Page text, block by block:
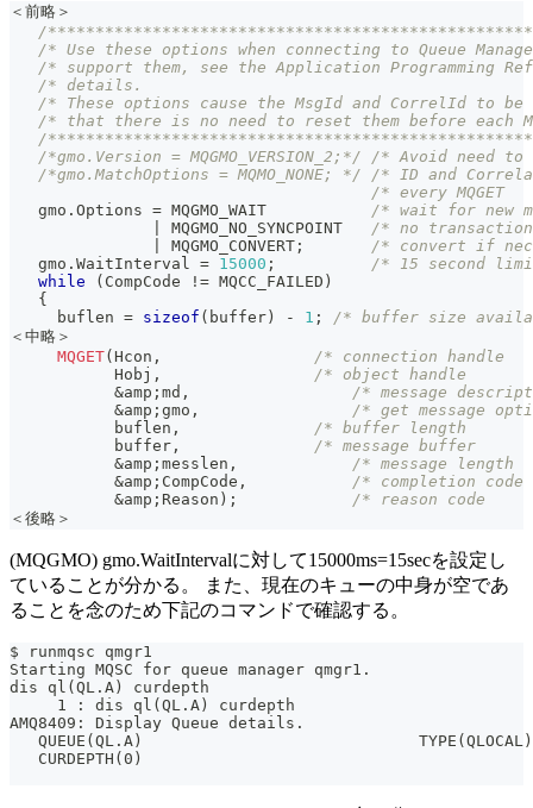
＜前略＞
/
/* Use these options when connecting to Queue
/* support them, see the Application Programming
/* details.
/* These options cause the MsgId and CorrelId to
/* that there is no need to reset them before each
/
/*gmo.Version = MQGMO_VERSION_2;*/
/* Avoid need to
/*gmo.MatchOptions = MQMO_NONE; */
/* ID and
/* every
   gmo
. Options = MQGMO_WAIT
/* wait for new
MQGMO_NO_SYNCPOINT
/* no
MQGMO_CONVERT ;
/* convert if
   gmo
. WaitInterval = 15000 ;
/* 15 second
while
( CompCode != MQCC_FAILED )
{
     buflen
= sizeof ( buffer ) - 1 ;
/* buffer size
＜中略＞
MQGET( Hcon ,
/* connection
           Hobj
,
/* object handle
&amp ; md ,
/* message
&amp ; gmo ,
/* get message
           buflen
,
/* buffer length
           buffer
,
/* message buffer
&amp ; messlen ,
/* message
&amp ; CompCode ,
/* completion
&amp ; Reason ) ;
/* reason
＜後略＞
(MQGMO) gmo.WaitIntervalに対して15000ms=15secを設定し
ていることが分かる。 また、現在のキューの中身が空であ
ることを念のため下記のコマンドで確認する。
$ runmqsc qmgr1
Starting MQSC for queue manager qmgr1.
dis ql(QL.A) curdepth
     1 : dis ql(QL.A) curdepth
AMQ8409: Display Queue details.
   QUEUE(QL.A)                             TYPE(QLOCAL)
   CURDEPTH(0)